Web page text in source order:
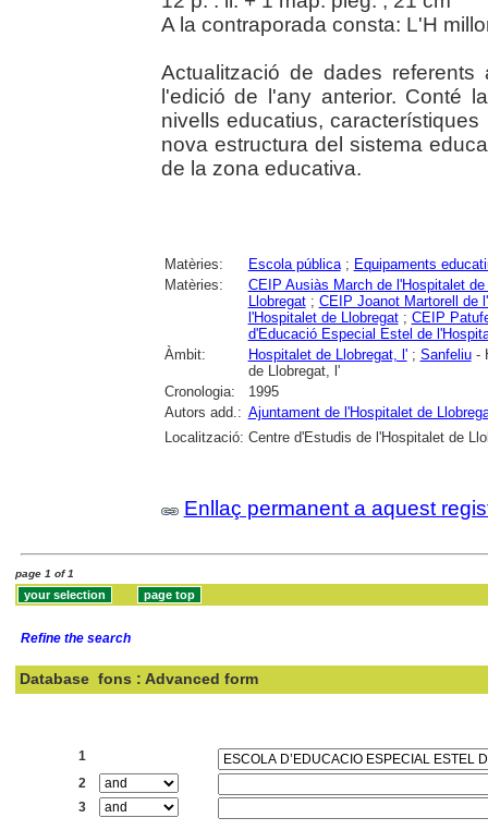
A la contraporada consta: L'H
Actualització de dades
l'edició de l'any anterior. Conté
nivells educatius,
nova estructura del sistema
de la zona educativa.
Matèries: Escola pública; Equipaments
Matèries:
CEIP Ausiàs March de l'Hospitalet de
Llobregat; CEIP Joanot Martorell de
l'Hospitalet de Llobregat; CEIP
d'Educació Especial Estel de
Àmbit:
Hospitalet de Llobregat, l'; Sanfeliu-
de Llobregat, l'
Cronologia:
1995
Autors add.: Ajuntament de l'Hospitalet de
Localització: Centre d'Estudis de l'Hospitalet de
Enllaç permanent a aquest
page 1 of 1
Refine the search
Database fons : Advanced form
1
2
3